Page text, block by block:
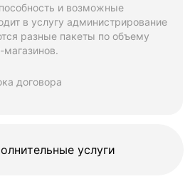
и возможные
в услугу администрирование
разные пакеты по объему
договора
услуги